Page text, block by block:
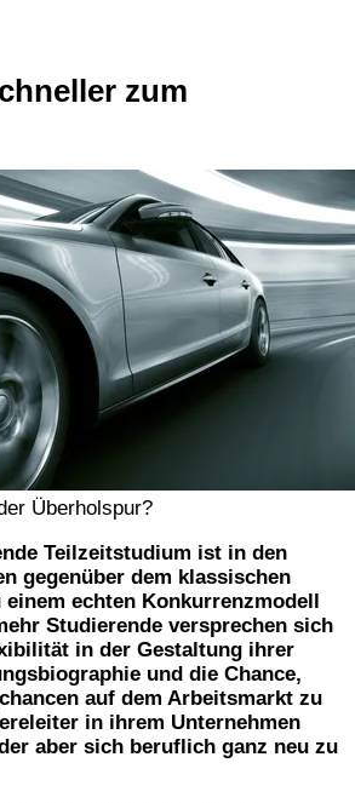
zum
Überholspur?
Teilzeitstudium ist in den
gegenüber dem klassischen
echten Konkurrenzmodell
Studierende versprechen sich
in der Gestaltung ihrer
und die Chance,
auf dem Arbeitsmarkt zu
in ihrem Unternehmen
aber sich beruflich ganz neu zu